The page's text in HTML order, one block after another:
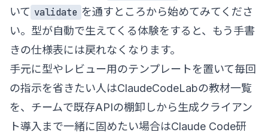
いて validate を通すところから始めてみてくださ
い。型が自動で生えてくる体験をすると、もう手書
きの仕様表には戻れなくなります。
手元に型やレビュー用のテンプレートを置いて毎回
の指示を省きたい人はClaudeCodeLabの教材一覧
を、チームで既存APIの棚卸しから生成クライアン
ト導入まで一緒に固めたい場合はClaude Code研